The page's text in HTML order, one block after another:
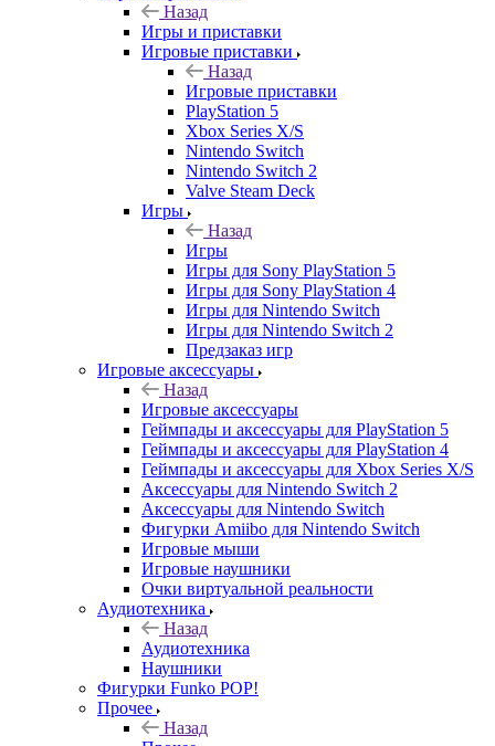
Назад
Игры и приставки
Игровые приставки
Назад
Игровые приставки
PlayStation 5
Xbox Series X/S
Nintendo Switch
Nintendo Switch 2
Valve Steam Deck
Игры
Назад
Игры
Игры для Sony PlayStation 5
Игры для Sony PlayStation 4
Игры для Nintendo Switch
Игры для Nintendo Switch 2
Предзаказ игр
Игровые аксессуары
Назад
Игровые аксессуары
Геймпады и аксессуары для PlayStation 5
Геймпады и аксессуары для PlayStation 4
Геймпады и аксессуары для Xbox Series X/S
Аксессуары для Nintendo Switch 2
Аксессуары для Nintendo Switch
Фигурки Amiibo для Nintendo Switch
Игровые мыши
Игровые наушники
Очки виртуальной реальности
Аудиотехника
Назад
Аудиотехника
Наушники
Фигурки Funko POP!
Прочее
Назад